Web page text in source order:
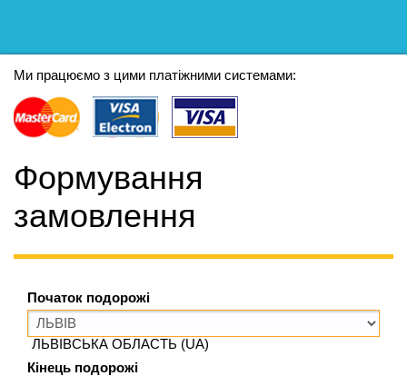
Ми працюємо з цими платіжними системами:
Формування
замовлення
Початок подорожі
ЛЬВІВСЬКА ОБЛАСТЬ (UA)
Кінець подорожі